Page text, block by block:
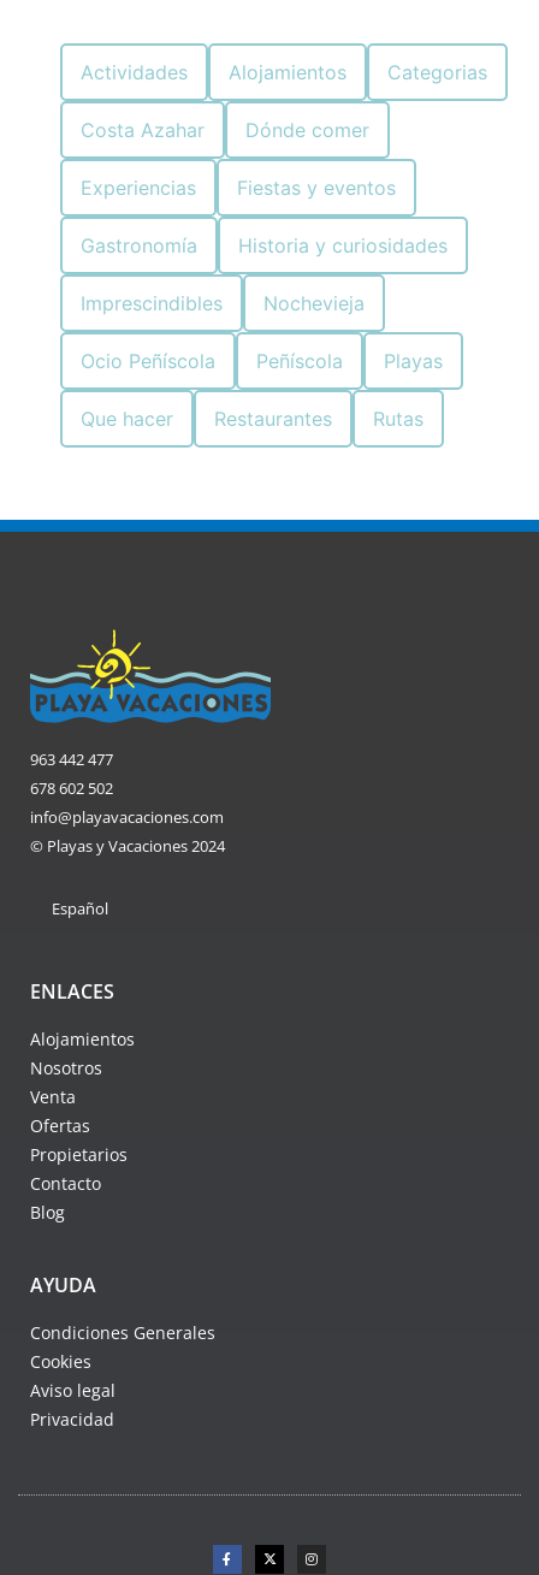
Actividades Alojamientos Categorias
Costa Azahar Dónde comer
Experiencias Fiestas y eventos
Gastronomía Historia y curiosidades
Imprescindibles Nochevieja
Ocio Peñíscola Peñíscola Playas
Que hacer Restaurantes Rutas
963 442 477
678 602 502
info@playavacaciones.com
© Playas y Vacaciones 2024
Español
ENLACES
Alojamientos
Nosotros
Venta
Ofertas
Propietarios
Contacto
Blog
AYUDA
Condiciones Generales
Cookies
Aviso legal
Privacidad